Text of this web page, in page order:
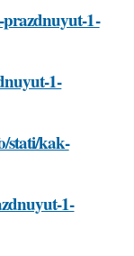
1-
1-
stati/kak-
1-